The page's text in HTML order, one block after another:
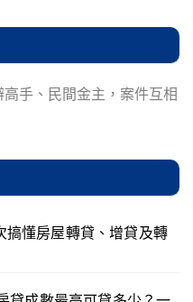
手、民間金主，案件互相
搞懂房屋轉貸、增貸及轉